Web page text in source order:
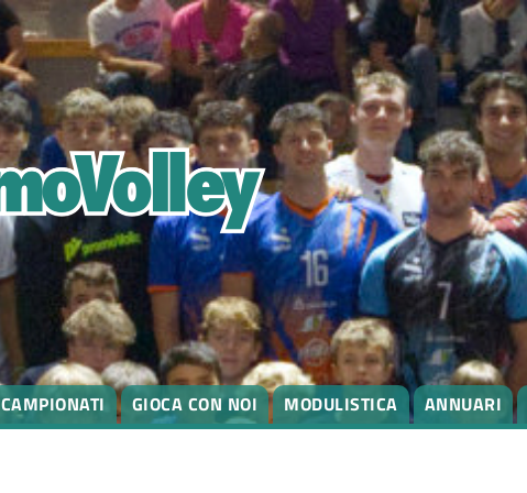
CAMPIONATI GIOCA CON NOI MODULISTICA ANNUARI